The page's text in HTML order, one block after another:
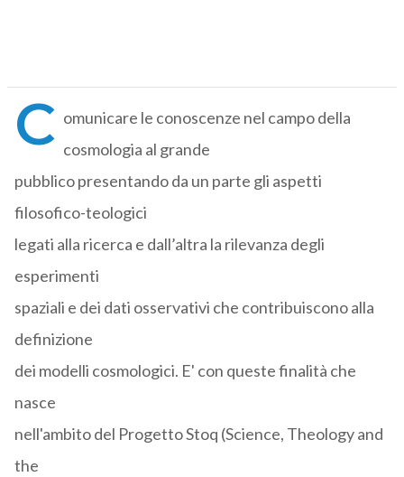
C omunicare le conoscenze nel campo della
cosmologia al grande
pubblico presentando da un parte gli aspetti
filosofico-teologici
legati alla ricerca e dall’altra la rilevanza degli
esperimenti
spaziali e dei dati osservativi che contribuiscono alla
definizione
dei modelli cosmologici. E' con queste finalità che
nasce
nell'ambito del Progetto Stoq (Science, Theology and
the